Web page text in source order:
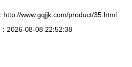
http://www.gqjjk.com/product/35.html
2026-08-08 22:52:38